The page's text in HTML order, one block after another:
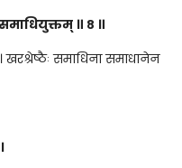
॥ ८ ॥
समाधिना समाधानेन